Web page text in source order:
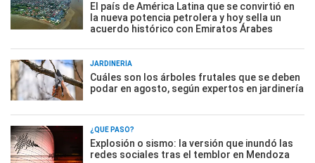
El país de América Latina que se convirtió en
la nueva potencia petrolera y hoy sella un
acuerdo histórico con Emiratos Árabes
JARDINERÍA
Cuáles son los árboles frutales que se deben
podar en agosto, según expertos en jardinería
¿QUÉ PASÓ?
Explosión o sismo: la versión que inundó las
redes sociales tras el temblor en Mendoza